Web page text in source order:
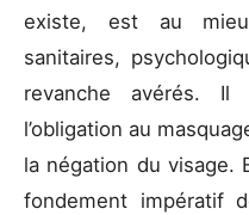
existe, est au
sanitaires,
revanche avérés.
l’obligation au
la négation du visage.
fondement impératif